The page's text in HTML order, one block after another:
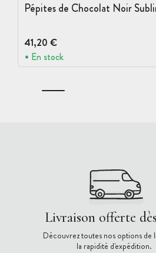
Pépites de Chocolat Noir
41,20 €
En stock
Livraison offerte
Découvrez toutes nos options de
la rapidité d'expédition.